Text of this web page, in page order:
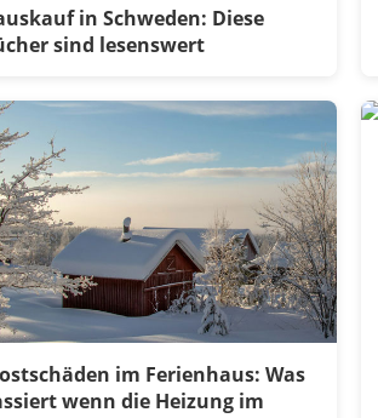
in Schweden: Diese
sind lesenswert
im Ferienhaus: Was
wenn die Heizung im